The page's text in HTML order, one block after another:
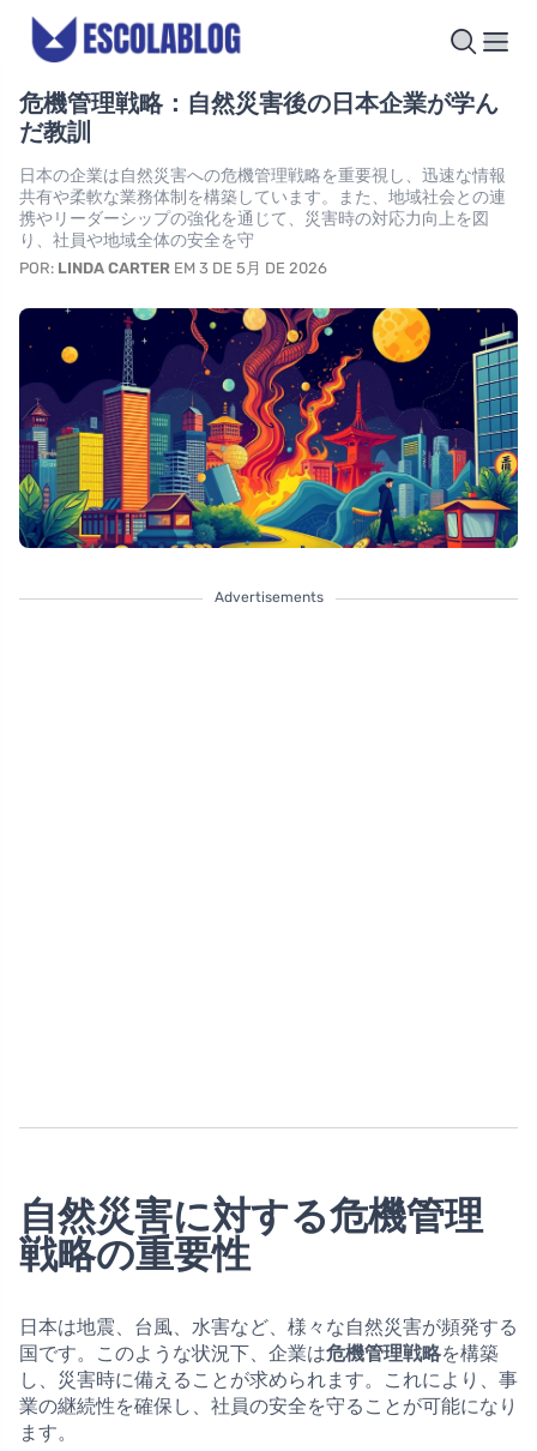
危機管理戦略：自然災害後の日本企業が学ん
だ教訓
日本の企業は自然災害への危機管理戦略を重要視し、迅速な情報
共有や柔軟な業務体制を構築しています。また、地域社会との連
携やリーダーシップの強化を通じて、災害時の対応力向上を図
り、社員や地域全体の安全を守
POR: LINDA CARTER EM 3 DE 5月 DE 2026
Advertisements
自然災害に対する危機管理
戦略の重要性
日本は地震、台風、水害など、様々な自然災害が頻発する
国です。このような状況下、企業は危機管理戦略を構築
し、災害時に備えることが求められます。これにより、事
業の継続性を確保し、社員の安全を守ることが可能になり
ます。